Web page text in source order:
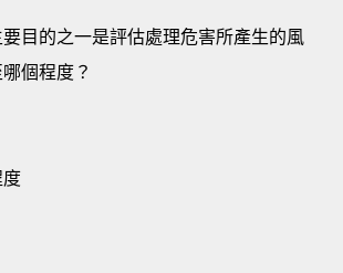
目的之一是評估處理危害所產生的風
個程度？